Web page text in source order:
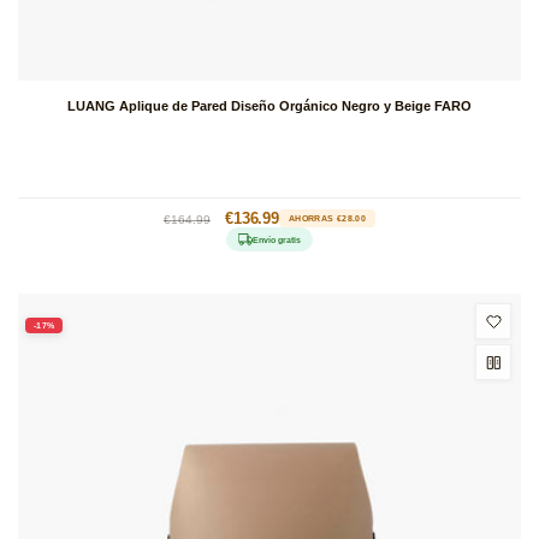
LUANG Aplique de Pared Diseño Orgánico Negro y Beige FARO
Precio
€164.99
Precio
de
oferta
€136.99 AHORRAS €28.00
Envío gratis
-17%